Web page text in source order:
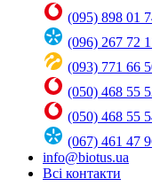
(095) 898 01
(096) 267 72
(093) 771 66
(050) 468 55
(050) 468 55
(067) 461 47
info@biotus.ua
Всі контакти